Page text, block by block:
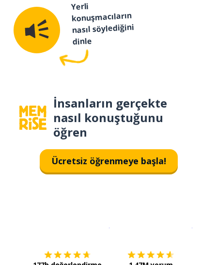
Yerli
konuşmacıların
nasıl söylediğini
dinle
İnsanların gerçekte
nasıl konuştuğunu
öğren
Ücretsiz öğrenmeye başla!